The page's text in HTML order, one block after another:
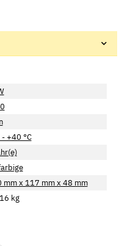
+40 °C
mm x 117 mm x 48 mm
kg